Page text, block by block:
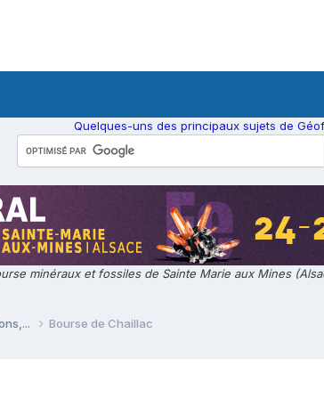
Quelques-uns des principaux sujets de
minéraux et fossiles de Sainte Marie aux Mines
Bourse de Chaillac